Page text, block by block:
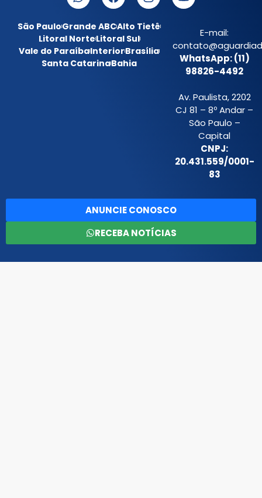
São PauloGrande ABCAlto Tietê
Litoral NorteLitoral Sul
Vale do ParaíbaInteriorBrasília
Santa CatarinaBahia
E-mail:
WhatsApp: (11)
98826-4492
Av. Paulista, 2202
CJ 81 – 8º Andar –
São Paulo –
Capital
CNPJ:
20.431.559/0001-
83
ANUNCIE CONOSCO
RECEBA NOTÍCIAS